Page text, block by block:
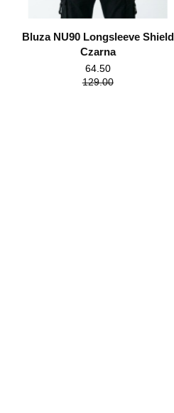
Bluza NU90 Longsleeve Shield
Czarna
64.50
129.00